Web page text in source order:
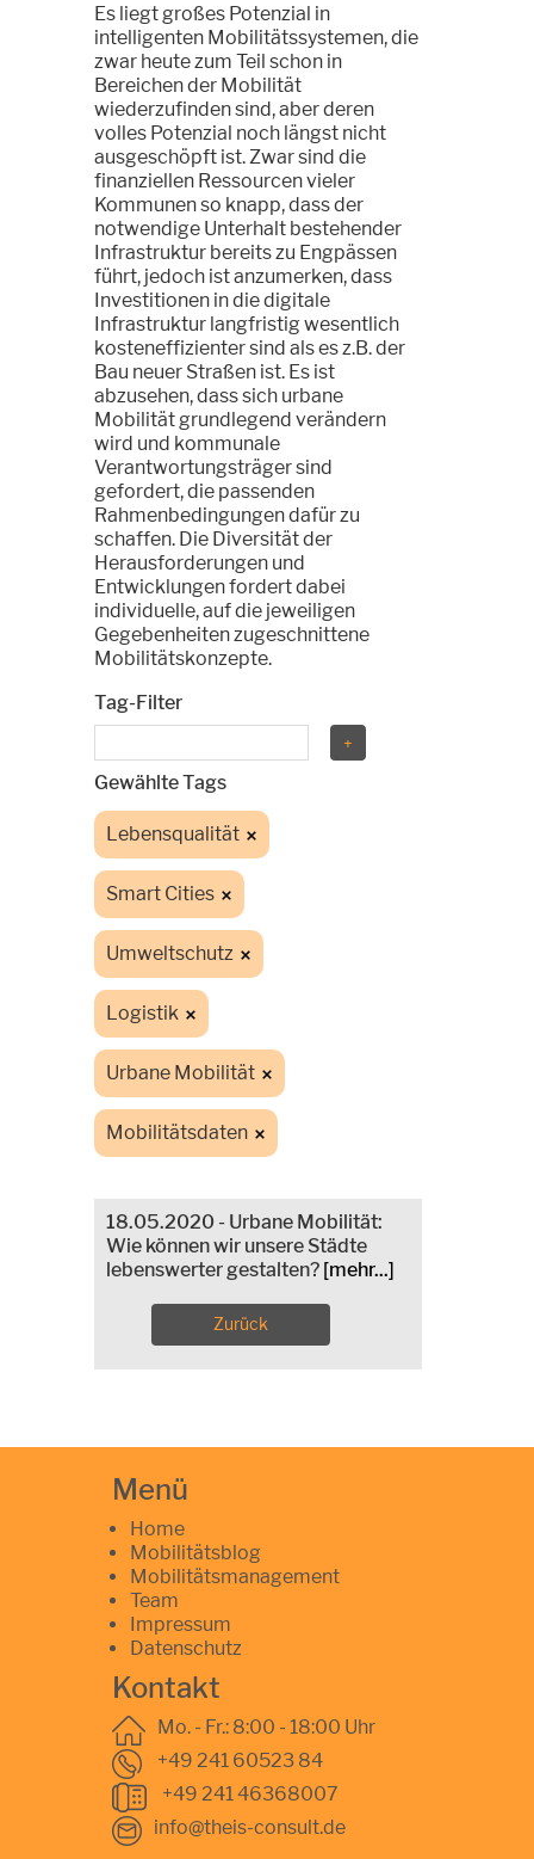
Es liegt großes Potenzial in
intelligenten Mobilitätssystemen, die
zwar heute zum Teil schon in
Bereichen der Mobilität
wiederzufinden sind, aber deren
volles Potenzial noch längst nicht
ausgeschöpft ist. Zwar sind die
finanziellen Ressourcen vieler
Kommunen so knapp, dass der
notwendige Unterhalt bestehender
Infrastruktur bereits zu Engpässen
führt, jedoch ist anzumerken, dass
Investitionen in die digitale
Infrastruktur langfristig wesentlich
kosteneffizienter sind als es z.B. der
Bau neuer Straßen ist. Es ist
abzusehen, dass sich urbane
Mobilität grundlegend verändern
wird und kommunale
Verantwortungsträger sind
gefordert, die passenden
Rahmenbedingungen dafür zu
schaffen. Die Diversität der
Herausforderungen und
Entwicklungen fordert dabei
individuelle, auf die jeweiligen
Gegebenheiten zugeschnittene
Mobilitätskonzepte.
Tag-Filter
Gewählte Tags
Lebensqualität
Smart Cities
Umweltschutz
Logistik
Urbane Mobilität
Mobilitätsdaten
18.05.2020 - Urbane Mobilität:
Wie können wir unsere Städte
lebenswerter gestalten? [mehr...]
Zurück
Menü
Home
Mobilitätsblog
Mobilitätsmanagement
Team
Impressum
Datenschutz
Kontakt
Mo. - Fr.: 8:00 - 18:00 Uhr
+49 241 60523 84
+49 241 46368007
info@theis-consult.de